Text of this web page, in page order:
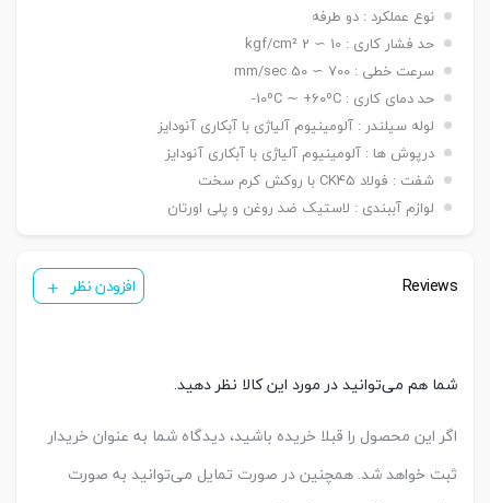
۵۰ ~ ۱۵۰۰ mm / ø ۱۶۰ -> ۵۰ ~ ۲۰۰۰ mm / ø ۲۰۰ ->
۵۰ ~ ۲۶۰۰ mm
سرشفت
دنده ماندگی ,دنده نری
بست
نصبی
کمره ای H / بست دو شاخه مادگی Y / بست چشمی
بست لولایی مادگی عقب CB / بست لولایی دوطرفه
عقب CAB / بست لولایی سکودار عقب CAS
تعداد
سنسور
نوع عملکرد : دو طرفه
حد فشار کاری : 10 ∼ 2 kgf/cm²
سرعت خطی : 700 ∼ 50 mm/sec
حد دمای کاری : 10ºC ∼ +60ºC-
لوله سیلندر : آلومینیوم آلیاژی با آبکاری آنودایز
درپوش ها : آلومینیوم آلیاژی با آبکاری آنودایز
شفت : فولاد CK45 با روکش کرم سخت
لوازم آببندی : لاستیک ضد روغن و پلی اورتان
Reviews افزودن نظر
شما هم می‌توانید در مورد این کالا نظر دهید.
اگر این محصول را قبلا خریده باشید، دیدگاه شما به عنوان خریدار
ثبت خواهد شد. همچنین در صورت تمایل می‌توانید به صورت